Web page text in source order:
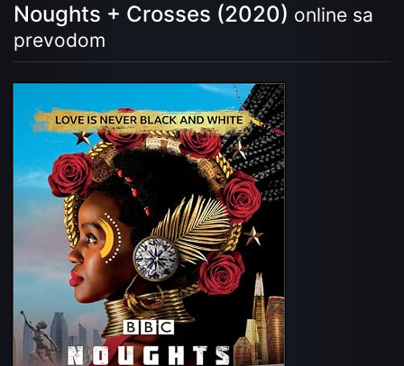
Noughts + Crosses (2020) online sa
prevodom